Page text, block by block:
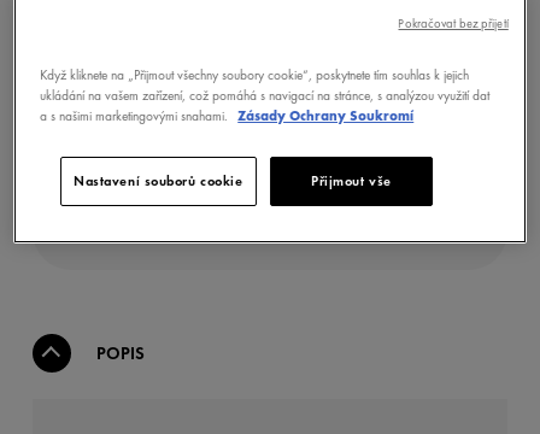
POPIS
Když kliknete na „Přijmout všechny soubory cookie“, poskytnete tím souhlas k jejich
ukládání na vašem zařízení, což pomáhá s navigací na stránce, s analýzou využití dat
a s našimi marketingovými snahami.
Zásady Ochrany Soukromí
Nastavení souborů cookie Přijmout vše
Pokračovat bez přijetí